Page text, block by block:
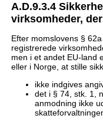
A.D.9.3.4
virksomheder,
Efter momslovens §
registrerede
men i et andet EU-land
eller i Norge, at stille
ikke indgives
det i § 74, stk. 1,
anmodning ikke